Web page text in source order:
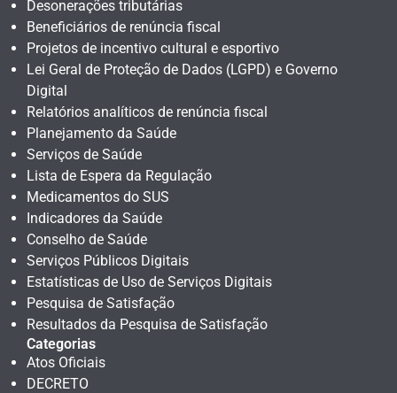
Desonerações tributárias
Beneficiários de renúncia fiscal
Projetos de incentivo cultural e esportivo
Lei Geral de Proteção de Dados (LGPD) e Governo
Digital
Relatórios analíticos de renúncia fiscal
Planejamento da Saúde
Serviços de Saúde
Lista de Espera da Regulação
Medicamentos do SUS
Indicadores da Saúde
Conselho de Saúde
Serviços Públicos Digitais
Estatísticas de Uso de Serviços Digitais
Pesquisa de Satisfação
Resultados da Pesquisa de Satisfação
Categorias
Atos Oficiais
DECRETO